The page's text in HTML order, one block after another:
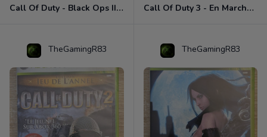
Call Of Duty - Black Ops II Xbox 360 Call Of Duty 3 - En Marche Vers Paris Xbox 360
TheGamingR83 TheGamingR83